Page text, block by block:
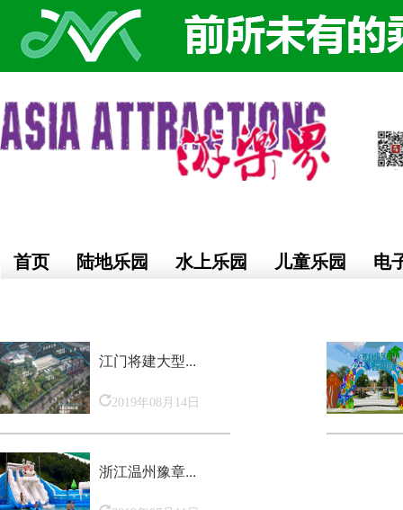
首页 陆地乐园 水上乐园 儿童乐园 电
江门将建大型...
2019年08月14日
浙江温州豫章...